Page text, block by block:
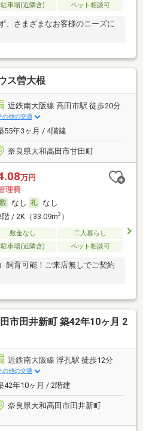
駐車場(近隣含) ペット相談可
、さまざまなお客様のニーズに
ス曽大根
近鉄南大阪線 高田市駅 徒歩20分
の他の交通
55年3ヶ月 / 4階建
奈良県大和高田市甘田町
万円
理費-
なし
なし
階 / 2K（33.09m2）
敷金なし
二人暮らし
駐車場(近隣含) ペット相談可
飼育可能！ご来店無しでご契約
市田井新町 築42年10ヶ月 2
近鉄南大阪線 浮孔駅 徒歩12分
の他の交通
42年10ヶ月 / 2階建
奈良県大和高田市田井新町